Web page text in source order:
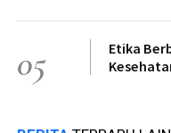
05
Etika